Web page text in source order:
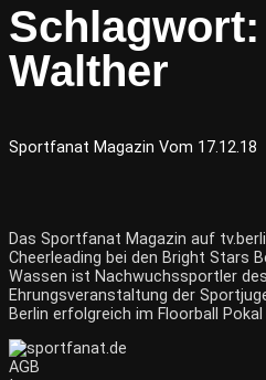
Schlagwort:
Walther
Sportfanat Magazin Vom 17.12.18
Das Sportfanat Magazin auf
Cheerleading bei den Bright Stars
Wassen ist Nachwuchssportler
Ehrungsveranstaltung der
Berlin erfolgreich im Floorball Pokal
AGB